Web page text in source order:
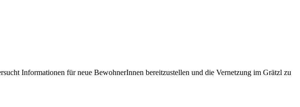
Informationen für neue BewohnerInnen bereitzustellen und die Vernetzung im Grätzl zu